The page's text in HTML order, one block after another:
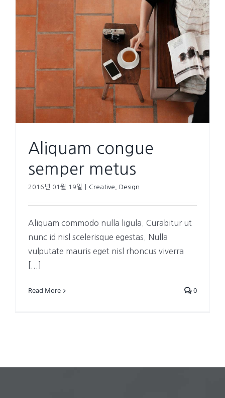
Aliquam congue
semper metus
2016년 01월 19일 Creative Design
Aliquam commodo nulla ligula. Curabitur ut
nunc id nisl scelerisque egestas. Nulla
vulputate mauris eget nisl rhoncus viverra
Read More 0